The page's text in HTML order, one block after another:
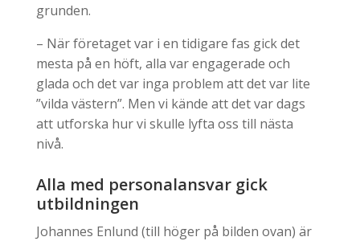
grunden.
– När företaget var i en tidigare fas gick det
mesta på en höft, alla var engagerade och
glada och det var inga problem att det var lite
”vilda västern”. Men vi kände att det var dags
att utforska hur vi skulle lyfta oss till nästa
nivå.
Alla med personalansvar gick
utbildningen
Johannes Enlund (till höger på bilden ovan) är